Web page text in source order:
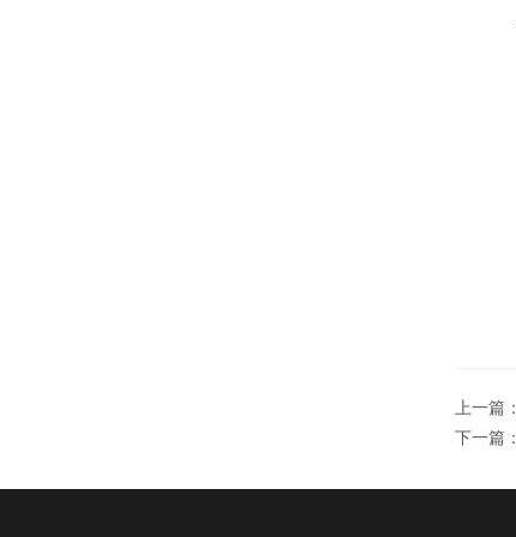
上一篇：
下一篇：